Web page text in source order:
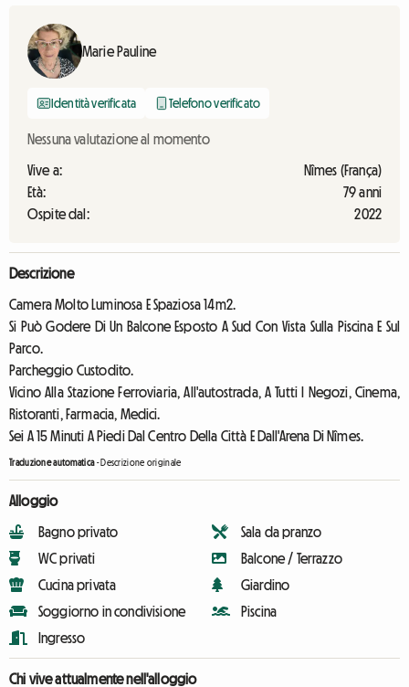
Marie Pauline
Identità verificata Telefono verificato
Nessuna valutazione al momento
Vive a:
Nîmes (França)
Età:
79 anni
Ospite dal:
2022
Descrizione
Camera Molto Luminosa E Spaziosa 14m2.
Si Può Godere Di Un Balcone Esposto A Sud Con Vista Sulla Piscina E Sul
Parco.
Parcheggio Custodito.
Vicino Alla Stazione Ferroviaria, All'autostrada, A Tutti I Negozi, Cinema,
Ristoranti, Farmacia, Medici.
Sei A 15 Minuti A Piedi Dal Centro Della Città E Dall'Arena Di Nîmes.
Traduzione automatica-Descrizione originale
Alloggio
Bagno privato
WC privati
Cucina privata
Soggiorno in condivisione
Ingresso
Sala da pranzo
Balcone / Terrazzo
Giardino
Piscina
Chi vive attualmente nell'alloggio